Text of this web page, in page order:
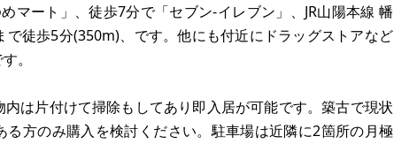
マート」、徒歩7分で「セブン-イレブン」、JR山陽本線 幡
徒歩5分(350m)、です。他にも付近にドラッグストアなど
。
は片付けて掃除もしてあり即入居が可能です。築古で現状
方のみ購入を検討ください。駐車場は近隣に2箇所の月極